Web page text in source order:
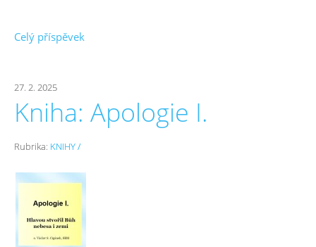
Celý příspěvek
27. 2. 2025
Kniha: Apologie I.
Rubrika: KNIHY /